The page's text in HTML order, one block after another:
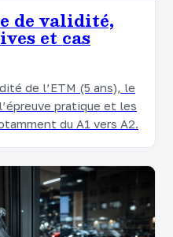
de validité,
et cas
de l’ETM (5 ans), le
pratique et les
du A1 vers A2.